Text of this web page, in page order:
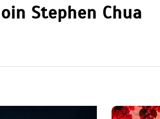
Stephen Chua